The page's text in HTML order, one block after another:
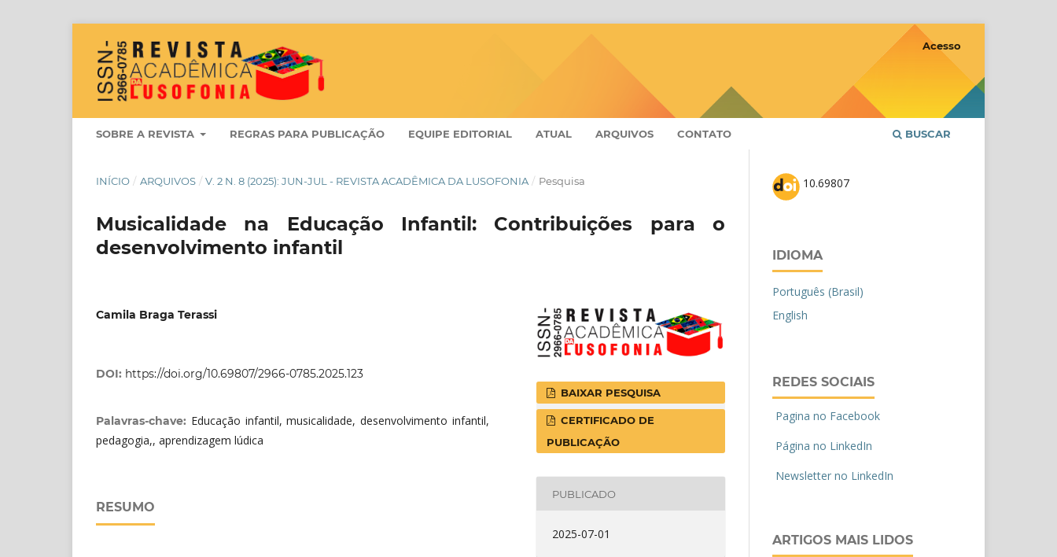
SOBRE A REVISTA REGRAS PARA PUBLICAÇÃO EQUIPE EDITORIAL ATUAL ARQUIVOS CONTATO BUSCAR
Acesso
INÍCIO / ARQUIVOS / V. 2 N. 8 (2025): JUN-JUL - REVISTA ACADÊMICA DA LUSOFONIA / Pesquisa
Musicalidade na Educação Infantil: Contribuições para o
desenvolvimento infantil
Camila Braga Terassi
DOI: https://doi.org/10.69807/2966-0785.2025.123
Palavras-chave: Educação infantil, musicalidade, desenvolvimento infantil,
pedagogia,, aprendizagem lúdica
RESUMO
BAIXAR PESQUISA
CERTIFICADO DE
PUBLICAÇÃO
PUBLICADO
2025-07-01
10.69807
IDIOMA
Português (Brasil)
English
REDES SOCIAIS
Pagina no Facebook
Página no LinkedIn
Newsletter no LinkedIn
ARTIGOS MAIS LIDOS